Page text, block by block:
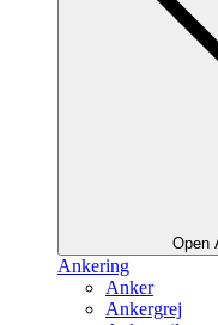
Open
Ankering
Anker
Ankergrej